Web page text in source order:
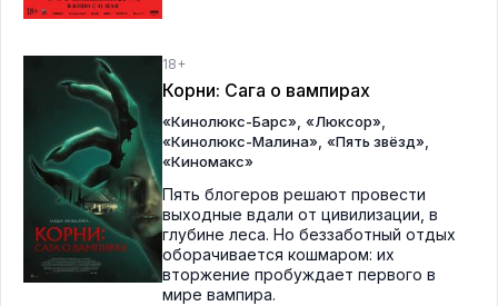
18+
Корни: Сага о вампирах
«Кинолюкс-Барс» «Люксор»
«Кинолюкс-Малина» «Пять звёзд»
«Киномакс»
Пять блогеров решают провести
выходные вдали от цивилизации, в
глубине леса. Но беззаботный отдых
оборачивается кошмаром: их
вторжение пробуждает первого в
мире вампира.